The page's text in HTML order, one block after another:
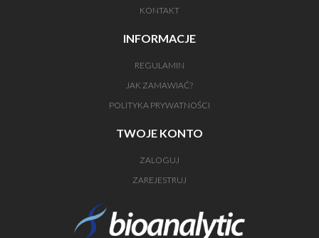
KONTAKT
INFORMACJE
REGULAMIN
JAK ZAMAWIAĆ?
POLITYKA PRYWATNOŚCI
TWOJE KONTO
ZALOGUJ
ZAREJESTRUJ